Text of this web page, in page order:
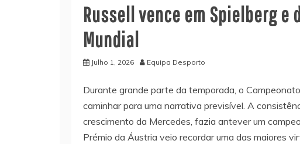
Russell vence em Spielberg e
Mundial
Julho 1, 2026 Equipa Desporto
Durante grande parte da temporada, o
caminhar para uma narrativa previsível. A
crescimento da Mercedes, fazia antever um
Prémio da Áustria veio recordar uma das maiores